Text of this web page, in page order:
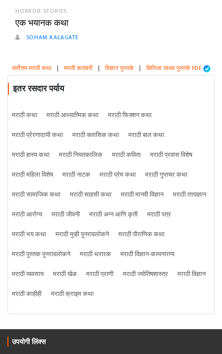
HORROR STORIES
एक भयानक कथा
SOHAM KALAGATE
सर्वोत्तम मराठी कथा | मराठी कादंबरी | विज्ञान पुस्तके | क्षितिजा जाधव पुस्तके PDF
इतर रसदार पर्याय
मराठी कथा मराठी आध्यात्मिक कथा
मराठी फिक्शन कथा
मराठी प्रेरणादायी कथा
मराठी क्लासिक कथा
मराठी बाल कथा
मराठी हास्य कथा
मराठी नियतकालिक मराठी कविता
मराठी प्रवास विशेष
मराठी महिला विशेष
मराठी नाटक मराठी प्रेम कथा
मराठी गुप्तचर कथा
मराठी सामाजिक कथा
मराठी साहसी कथा मराठी मानवी विज्ञान
मराठी तत्त्वज्ञान
मराठी आरोग्य
मराठी जीवनी मराठी अन्न आणि कृती
मराठी पत्र
मराठी भय कथा
मराठी मूव्ही पुनरावलोकने
मराठी पौराणिक कथा
मराठी पुस्तक पुनरावलोकने
मराठी थरारक
मराठी विज्ञान-कल्पनारम्य
मराठी व्यवसाय
मराठी खेळ मराठी प्राणी मराठी ज्योतिषशास्त्र
मराठी विज्ञान
मराठी काहीही
मराठी क्राइम कथा
उपयोगी लिंक्स